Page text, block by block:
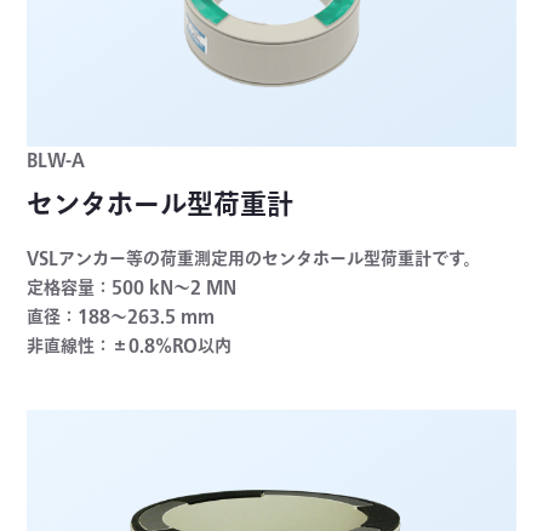
BLW-A
センタホール型荷重計
VSLアンカー等の荷重測定用のセンタホール型荷重計です。
定格容量：500 kN～2 MN
直径：188～263.5 mm
非直線性：±0.8%RO以内